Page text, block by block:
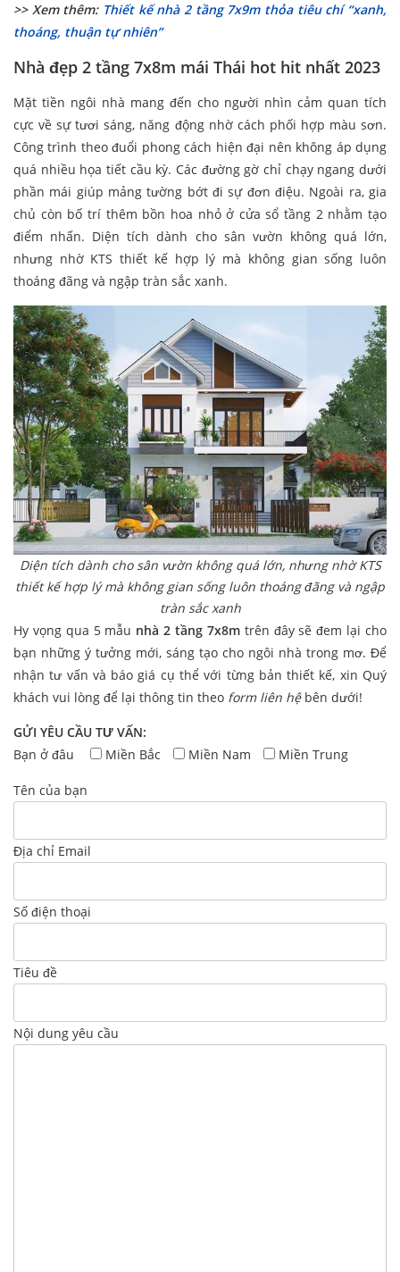
>> Xem thêm: Thiết kế nhà 2 tầng 7x9m thỏa tiêu chí “xanh,
thoáng, thuận tự nhiên”
Nhà đẹp 2 tầng 7x8m mái Thái hot hit nhất 2023
Mặt tiền ngôi nhà mang đến cho người nhìn cảm quan tích
cực về sự tươi sáng, năng động nhờ cách phối hợp màu sơn.
Công trình theo đuổi phong cách hiện đại nên không áp dụng
quá nhiều họa tiết cầu kỳ. Các đường gờ chỉ chạy ngang dưới
phần mái giúp mảng tường bớt đi sự đơn điệu. Ngoài ra, gia
chủ còn bố trí thêm bồn hoa nhỏ ở cửa sổ tầng 2 nhằm tạo
điểm nhấn. Diện tích dành cho sân vườn không quá lớn,
nhưng nhờ KTS thiết kế hợp lý mà không gian sống luôn
thoáng đãng và ngập tràn sắc xanh.
Diện tích dành cho sân vườn không quá lớn, nhưng nhờ KTS
thiết kế hợp lý mà không gian sống luôn thoáng đãng và ngập
tràn sắc xanh
Hy vọng qua 5 mẫu nhà 2 tầng 7x8mtrên đây sẽ đem lại cho
bạn những ý tưởng mới, sáng tạo cho ngôi nhà trong mơ. Để
nhận tư vấn và báo giá cụ thể với từng bản thiết kế, xin Quý
khách vui lòng để lại thông tin theo form liên hệbên dưới!
GỬI YÊU CẦU TƯ VẤN:
Bạn ở đâu
Miền Bắc Miền Nam Miền Trung
Tên của bạn
Địa chỉ Email
Số điện thoại
Tiêu đề
Nội dung yêu cầu